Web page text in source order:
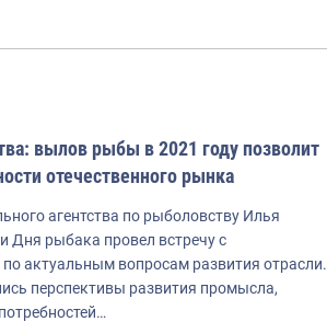
вылов рыбы в 2021 году позволит
отечественного рынка
агентства по рыболовству Илья
Дня рыбака провел встречу с
актуальным вопросам развития отрасли.
перспективы развития промысла,